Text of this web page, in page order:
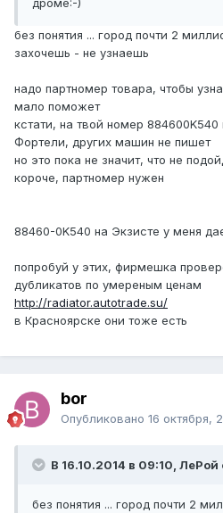
дроме:-)
без понятия ... город почти 2
захочешь - не узнаешь
надо партномер товара, чтобы
мало поможет
кстати, на твой номер 884600K540
Фортели, других машин не пишет
но это пока не значит, что не
короче, партномер нужен
88460-0K540 на Экзисте у меня
попробуй у этих, фирмешка
дубликатов по умереным ценам
http://radiator.autotrade.su/
в Красноярске они тоже есть
bor
Опубликовано 16 октября,
В 16.10.2014 в 09:10, ЛеРой
без понятия ... город почти 2